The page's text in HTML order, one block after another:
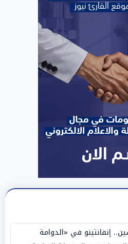
إنفانتينو في «الدوامة